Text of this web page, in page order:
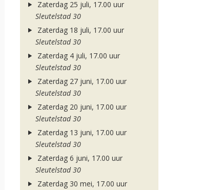
Zaterdag 25 juli, 17.00 uur
Sleutelstad 30
Zaterdag 18 juli, 17.00 uur
Sleutelstad 30
Zaterdag 4 juli, 17.00 uur
Sleutelstad 30
Zaterdag 27 juni, 17.00 uur
Sleutelstad 30
Zaterdag 20 juni, 17.00 uur
Sleutelstad 30
Zaterdag 13 juni, 17.00 uur
Sleutelstad 30
Zaterdag 6 juni, 17.00 uur
Sleutelstad 30
Zaterdag 30 mei, 17.00 uur